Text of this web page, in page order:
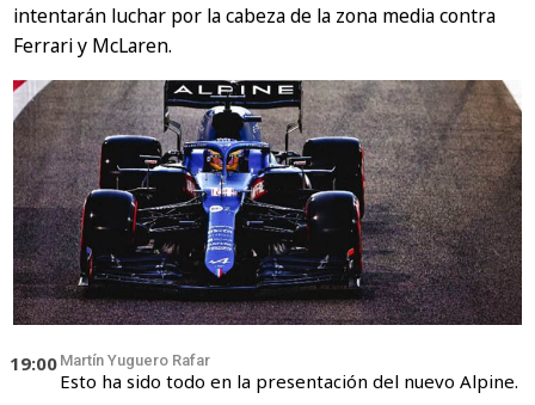
intentarán luchar por la cabeza de la zona media contra
Ferrari y McLaren.
19:00 Martín Yuguero Rafar
Esto ha sido todo en la presentación del nuevo Alpine.